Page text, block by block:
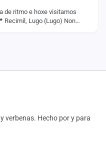
de ritmo e hoxe visitamos
Recimil, Lugo (Lugo) Non
verbenas. Hecho por y para